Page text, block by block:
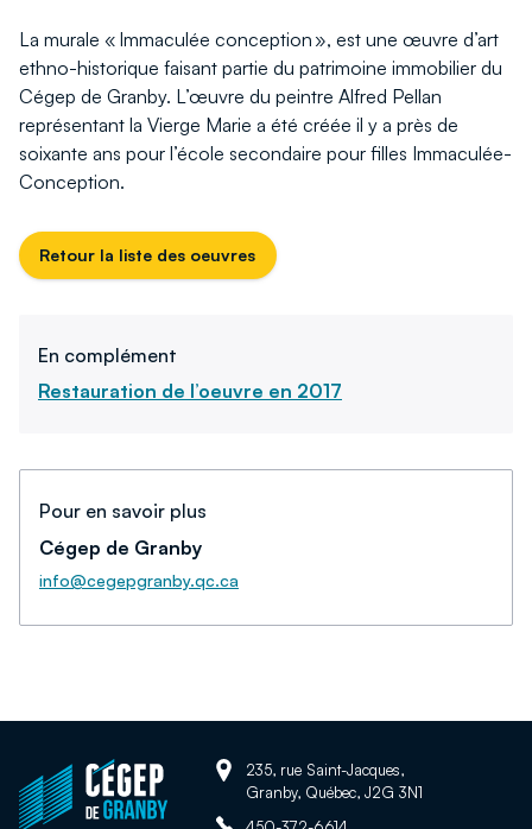
La murale « Immaculée conception », est une œuvre d’art
ethno-historique faisant partie du patrimoine immobilier du
Cégep de Granby. L’œuvre du peintre Alfred Pellan
représentant la Vierge Marie a été créée il y a près de
soixante ans pour l’école secondaire pour filles Immaculée-
Conception.
Retour la liste des oeuvres
En complément
Restauration de l’oeuvre en 2017
Pour en savoir plus
Cégep de Granby
info@cegepgranby.qc.ca
Retour
à
Adresse:235, rue Saint-Jacques,
Granby, Québec, J2G 3N1